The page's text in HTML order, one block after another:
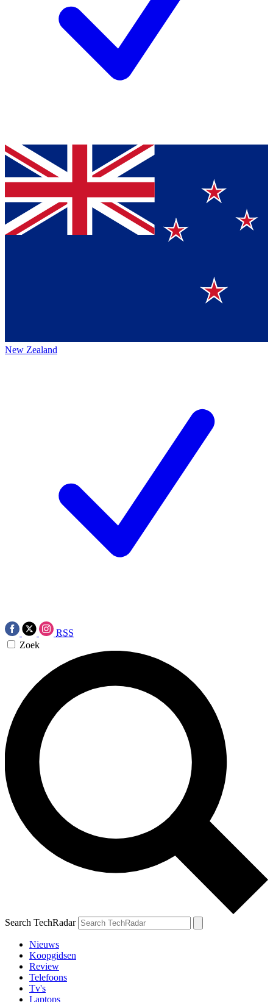
New Zealand
RSS
Zoek
Search TechRadar
Nieuws
Koopgidsen
Review
Telefoons
Tv's
Laptops